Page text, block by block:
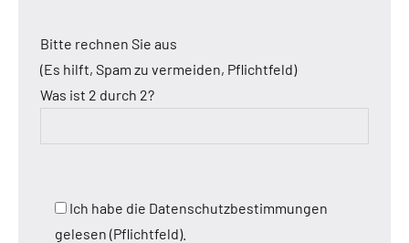
Bitte rechnen Sie aus
(Es hilft, Spam zu vermeiden, Pflichtfeld)
Was ist 2 durch 2?
Ich habe die Datenschutzbestimmungen
gelesen (Pflichtfeld).